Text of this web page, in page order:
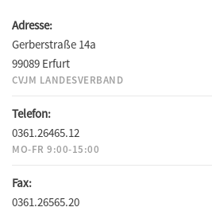
Adresse:
Gerberstraße 14a
99089 Erfurt
CVJM LANDESVERBAND
Telefon:
0361.26465.12
MO-FR 9:00-15:00
Fax:
0361.26565.20